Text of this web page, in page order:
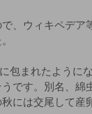
、ウィキペデア
包まれたように
です。別名、綿
には交尾して産